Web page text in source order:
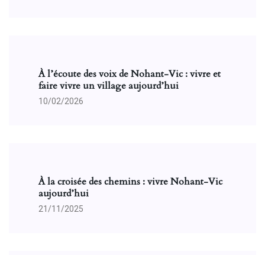
À l’écoute des voix de Nohant-Vic : vivre et
faire vivre un village aujourd’hui
10/02/2026
À la croisée des chemins : vivre Nohant-Vic
aujourd’hui
21/11/2025